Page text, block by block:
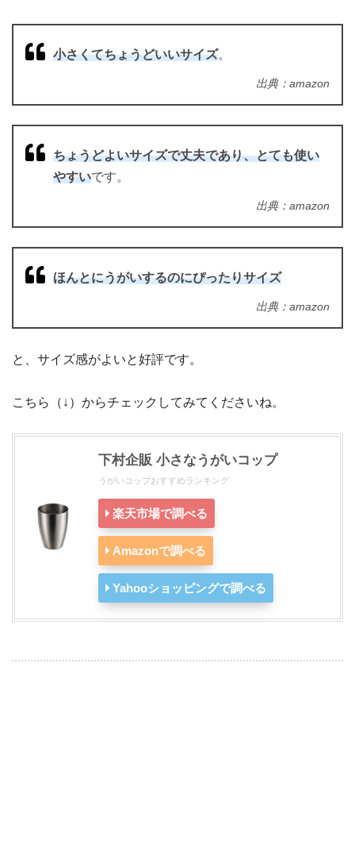
小さくてちょうどいいサイズ。
出典：amazon
ちょうどよいサイズで丈夫であり、とても使い
やすいです。
出典：amazon
ほんとにうがいするのにぴったりサイズ
出典：amazon
と、サイズ感がよいと好評です。
こちら（↓）からチェックしてみてくださいね。
下村企販 小さなうがいコップ
うがいコップおすすめランキング
楽天市場で調べる
Amazonで調べる
Yahooショッピングで調べる